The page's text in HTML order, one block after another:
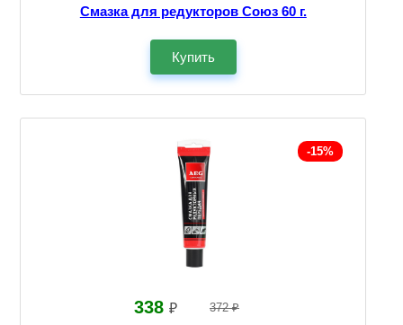
Смазка для редукторов Союз 60 г.
Купить
-15%
338 ₽ 372 ₽